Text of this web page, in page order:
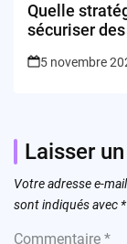
Quelle
sécuriser
5 novembre
Laisser
Votre adresse e-
sont indiqués avec *
Commentaire *